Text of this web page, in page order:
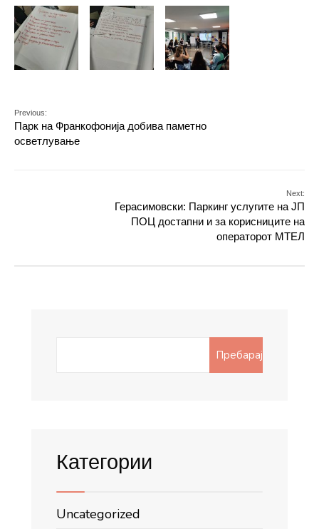
Previous:
Парк на Франкофонија добива паметно
осветлување
Next:
Герасимовски: Паркинг услугите на ЈП
ПОЦ достапни и за корисниците на
операторот МТЕЛ
Пребарај
Категории
Uncategorized